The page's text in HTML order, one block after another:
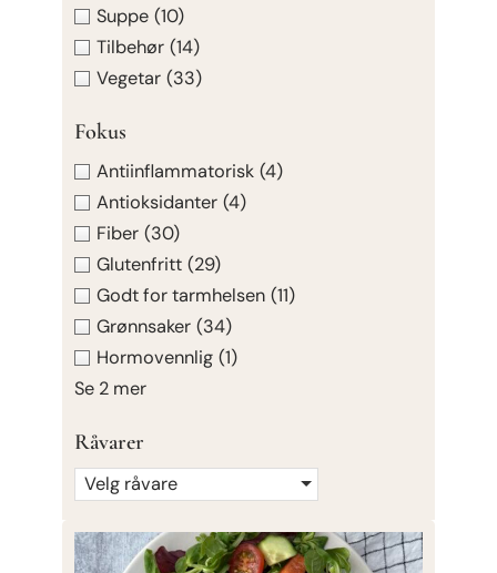
Suppe (10)
Tilbehør (14)
Vegetar (33)
Fokus
Antiinflammatorisk (4)
Antioksidanter (4)
Fiber (30)
Glutenfritt (29)
Godt for tarmhelsen (11)
Grønnsaker (34)
Hormovennlig (1)
Se 2 mer
Råvarer
Velg råvare